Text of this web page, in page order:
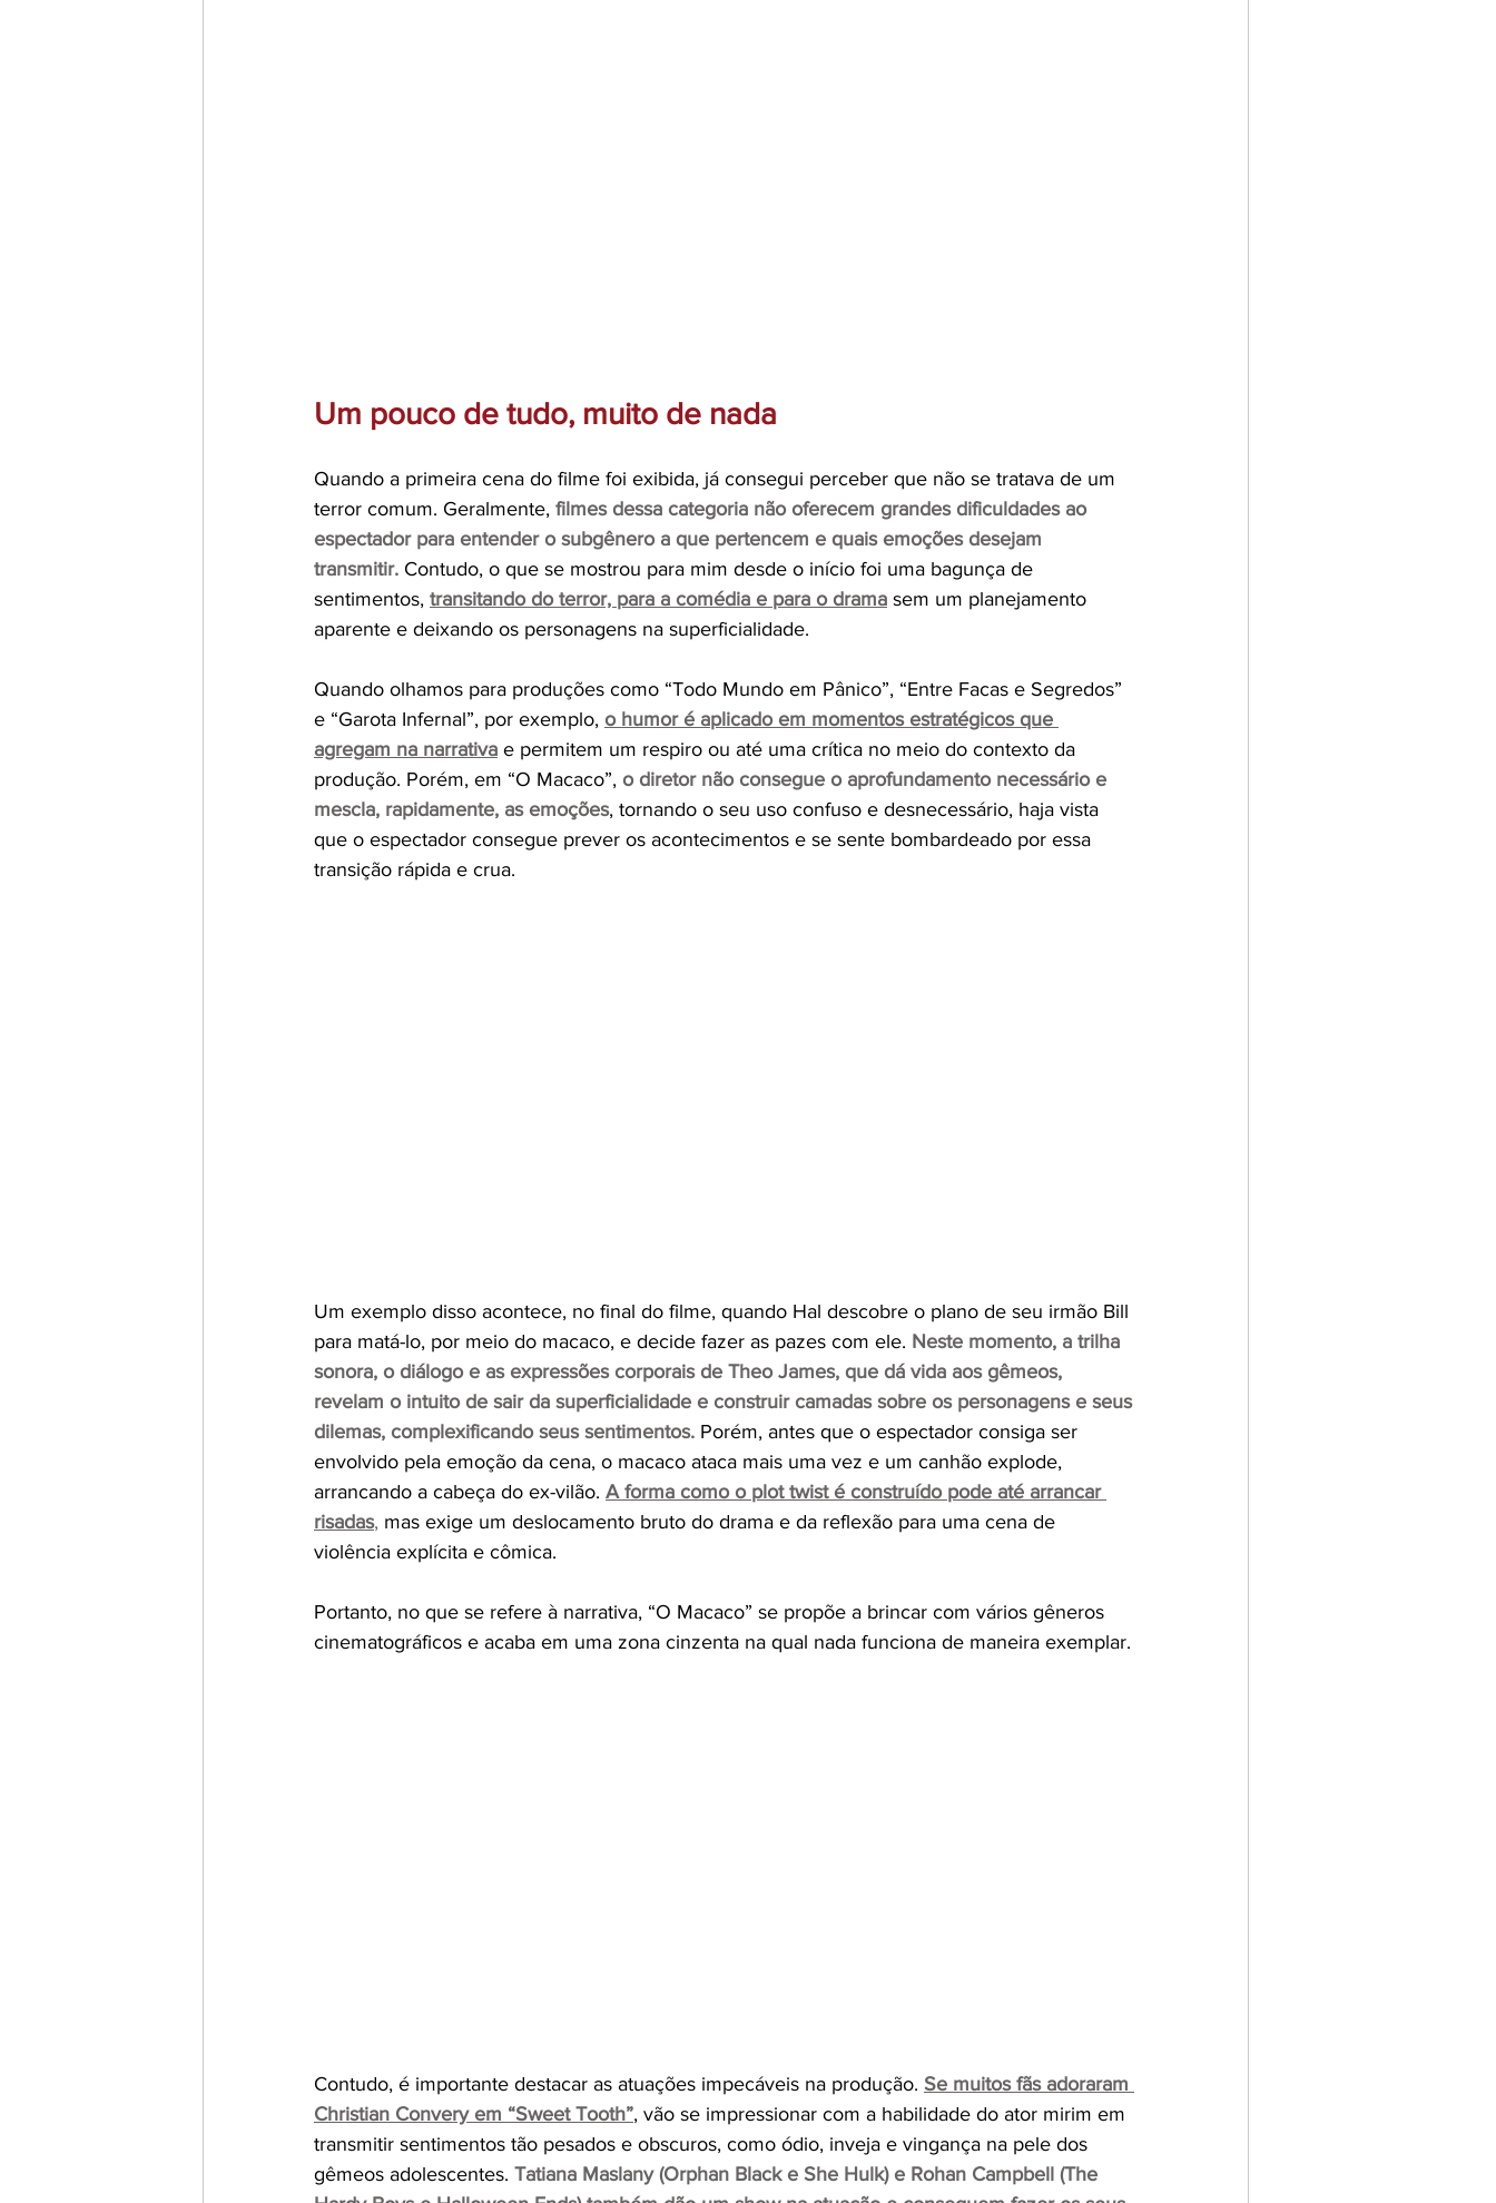
Um pouco de tudo, muito de nada
Quando a primeira cena do filme foi exibida, já consegui perceber que não se tratava de um
terror comum. Geralmente, filmes dessa categoria não oferecem grandes dificuldades ao
espectador para entender o subgênero a que pertencem e quais emoções desejam
transmitir. Contudo, o que se mostrou para mim desde o início foi uma bagunça de
sentimentos, transitando do terror, para a comédia e para o drama sem um planejamento
aparente e deixando os personagens na superficialidade.
Quando olhamos para produções como “Todo Mundo em Pânico”, “Entre Facas e Segredos”
e “Garota Infernal”, por exemplo, o humor é aplicado em momentos estratégicos que
agregam na narrativa e permitem um respiro ou até uma crítica no meio do contexto da
produção. Porém, em “O Macaco”, o diretor não consegue o aprofundamento necessário e
mescla, rapidamente, as emoções, tornando o seu uso confuso e desnecessário, haja vista
que o espectador consegue prever os acontecimentos e se sente bombardeado por essa
transição rápida e crua.
Um exemplo disso acontece, no final do filme, quando Hal descobre o plano de seu irmão Bill
para matá-lo, por meio do macaco, e decide fazer as pazes com ele. Neste momento, a trilha
sonora, o diálogo e as expressões corporais de Theo James, que dá vida aos gêmeos,
revelam o intuito de sair da superficialidade e construir camadas sobre os personagens e seus
dilemas, complexificando seus sentimentos. Porém, antes que o espectador consiga ser
envolvido pela emoção da cena, o macaco ataca mais uma vez e um canhão explode,
arrancando a cabeça do ex-vilão. A forma como o plot twist é construído pode até arrancar
risadas, mas exige um deslocamento bruto do drama e da reflexão para uma cena de
violência explícita e cômica.
Portanto, no que se refere à narrativa, “O Macaco” se propõe a brincar com vários gêneros
cinematográficos e acaba em uma zona cinzenta na qual nada funciona de maneira exemplar.
Contudo, é importante destacar as atuações impecáveis na produção. Se muitos fãs adoraram
Christian Convery em “Sweet Tooth”, vão se impressionar com a habilidade do ator mirim em
transmitir sentimentos tão pesados e obscuros, como ódio, inveja e vingança na pele dos
gêmeos adolescentes. Tatiana Maslany (Orphan Black e She Hulk) e Rohan Campbell (The